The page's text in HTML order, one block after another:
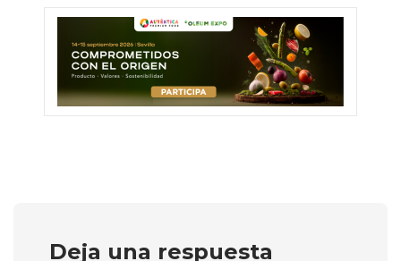
Deja una respuesta